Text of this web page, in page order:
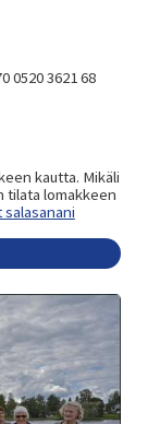
0520 3621 68
kautta. Mikäli
tilata lomakkeen